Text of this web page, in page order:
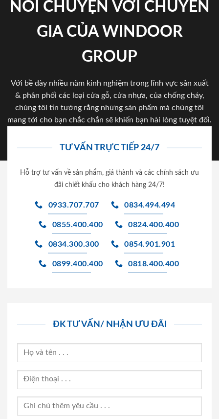
NÓI CHUYỆN VỚI CHUYÊN
GIA CỦA WINDOOR
GROUP
Với bề dày nhiều năm kinh nghiệm trong lĩnh vực sản xuất
& phân phối các loại cửa gỗ, cửa nhựa, của chống cháy,
chúng tôi tin tưởng rằng những sản phẩm mà chúng tôi
mang tới cho bạn chắc chắn sẽ khiến bạn hài lòng tuyệt đối.
TƯ VẤN TRỰC TIẾP 24/7
Hỗ trợ tư vấn về sản phẩm, giá thành và các chính sách ưu
đãi chiết khấu cho khách hàng 24/7!
0933.707.707 0834.494.494
0855.400.400 0824.400.400
0834.300.300 0854.901.901
0899.400.400 0818.400.400
ĐK TƯ VẤN/ NHẬN ƯU ĐÃI